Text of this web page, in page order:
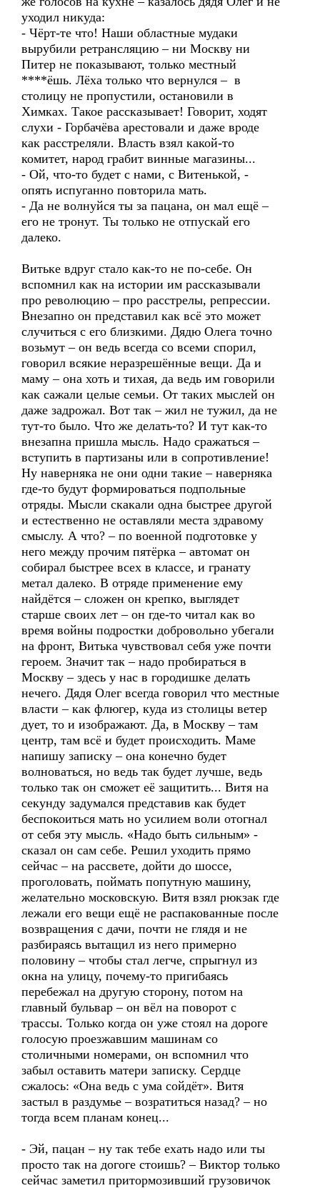
уходил никуда:
- Чёрт-те что! Наши областные мудаки
вырубили ретрансляцию – ни Москву ни
Питер не показывают, только местный
****ёшь. Лёха только что вернулся – в
столицу не пропустили, остановили в
Химках. Такое рассказывает! Говорит, ходят
слухи - Горбачёва арестовали и даже вроде
как расстреляли. Власть взял какой-то
комитет, народ грабит винные магазины...
- Ой, что-то будет с нами, с Витенькой, -
опять испуганно повторила мать.
- Да не волнуйся ты за пацана, он мал ещё –
его не тронут. Ты только не отпускай его
далеко.
Витьке вдруг стало как-то не по-себе. Он
вспомнил как на истории им рассказывали
про революцию – про расстрелы, репрессии.
Внезапно он представил как всё это может
случиться с его близкими. Дядю Олега точно
возьмут – он ведь всегда со всеми спорил,
говорил всякие неразрешённые вещи. Да и
маму – она хоть и тихая, да ведь им говорили
как сажали целые семьи. От таких мыслей он
даже задрожал. Вот так – жил не тужил, да не
тут-то было. Что же делать-то? И тут как-то
внезапна пришла мысль. Надо сражаться –
вступить в партизаны или в сопротивление!
Ну наверняка не они одни такие – наверняка
где-то будут формироваться подпольные
отряды. Мысли скакали одна быстрее другой
и естественно не оставляли места здравому
смыслу. А что? – по военной подготовке у
него между прочим пятёрка – автомат он
собирал быстрее всех в классе, и гранату
метал далеко. В отряде применение ему
найдётся – сложен он крепко, выглядет
старше своих лет – он где-то читал как во
время войны подростки добровольно убегали
на фронт, Витька чувствовал себя уже почти
героем. Значит так – надо пробираться в
Москву – здесь у нас в городишке делать
нечего. Дядя Олег всегда говорил что местные
власти – как флюгер, куда из столицы ветер
дует, то и изображают. Да, в Москву – там
центр, там всё и будет происходить. Маме
напишу записку – она конечно будет
волноваться, но ведь так будет лучше, ведь
только так он сможет её защитить... Витя на
секунду задумался представив как будет
беспокоиться мать но усилием воли отогнал
от себя эту мысль. «Надо быть сильным» -
сказал он сам себе. Решил уходить прямо
сейчас – на рассвете, дойти до шоссе,
проголовать, поймать попутную машину,
желательно московскую. Витя взял рюкзак где
лежали его вещи ещё не распакованные после
возвращения с дачи, почти не глядя и не
разбираясь вытащил из него примерно
половину – чтобы стал легче, спрыгнул из
окна на улицу, почему-то пригибаясь
перебежал на другую сторону, потом на
главный бульвар – он вёл на поворот с
трассы. Только когда он уже стоял на дороге
голосую проезжавшим машинам со
столичными номерами, он вспомнил что
забыл оставить матери записку. Сердце
сжалось: «Она ведь с ума сойдёт». Витя
застыл в раздумье – возратиться назад? – но
тогда всем планам конец...
- Эй, пацан – ну так тебе ехать надо или ты
просто так на догоге стоишь? – Виктор только
сейчас заметил притормозивший грузовичок